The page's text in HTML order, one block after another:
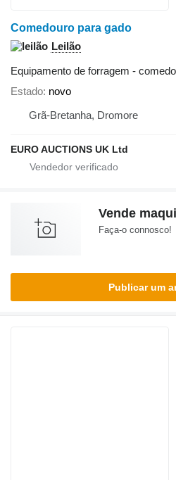
Comedouro para gado
Leilão
Equipamento de forragem -
Estado novo
Grã-Bretanha, Dromore
EURO AUCTIONS UK Ltd
Vende
Faça-o connosco!
Publicar um